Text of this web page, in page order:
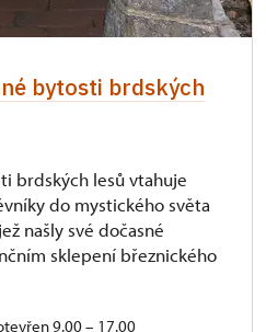
bytosti brdských
brdských lesů vtahuje
do mystického světa
našly své dočasné
sklepení březnického
9.00 – 17.00